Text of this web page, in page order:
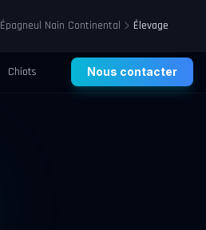
Épagneul Nain Continental Élevage
Chiots Santé Éducation
Nous contacter